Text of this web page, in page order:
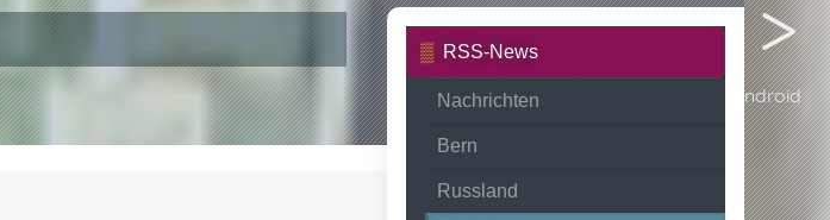
Android
RSS-News
Nachrichten
Bern
Russland